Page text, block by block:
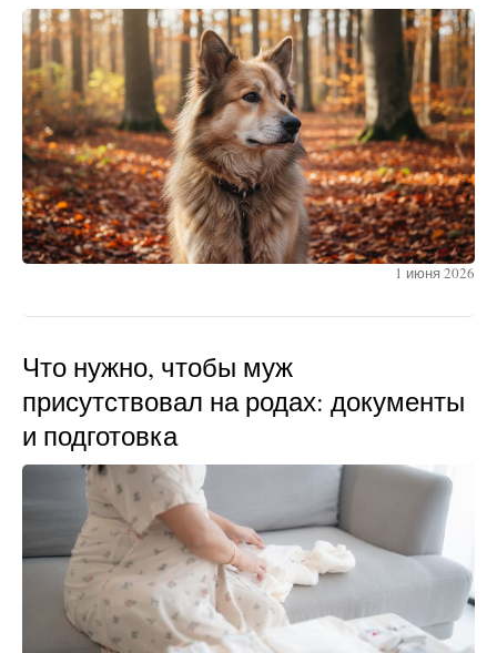
1 июня 2026
Что нужно, чтобы муж
присутствовал на родах: документы
и подготовка